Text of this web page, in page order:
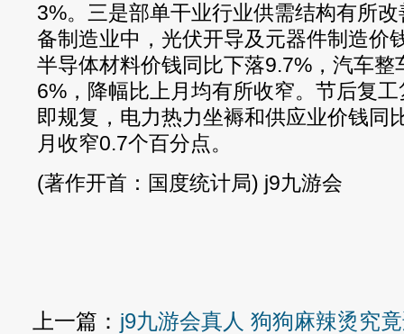
3%。三是部单干业行业供需结构有所
备制造业中，光伏开导及元器件制造价
半导体材料价钱同比下落9.7%，汽车整
6%，降幅比上月均有所收窄。节后复
即规复，电力热力坐褥和供应业价钱同
月收窄0.7个百分点。
(著作开首：国度统计局) j9九游会
上一篇： j9九游会真人 狗狗麻辣烫究